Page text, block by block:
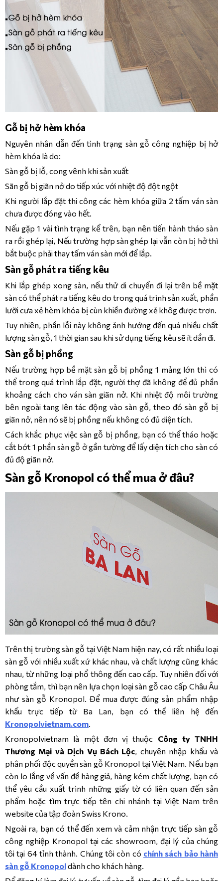
Gỗ bị hở hèm khóa
Nguyên nhân dẫn đến tình trạng sàn gỗ công nghiệp bị hở
hèm khóa là do:
Sàn gỗ bị lỗ, cong vênh khi sản xuất
Sãn gỗ bị giãn nở do tiếp xúc với nhiệt độ đột ngột
Khi người lắp đặt thi công các hèm khóa giữa 2 tấm ván sàn
chưa được đóng vào hết.
Nếu gặp 1 vài tình trạng kể trên, bạn nên tiến hành tháo sàn
ra rồi ghép lại, Nếu trường hợp sàn ghép lại vẫn còn bị hở thì
bắt buộc phải thay tấm ván sàn mới để lắp.
Sàn gỗ phát ra tiếng kêu
Khi lắp ghép xong sàn, nếu thử di chuyển đi lại trên bề mặt
sàn có thể phát ra tiếng kêu do trong quá trình sản xuất, phần
lưỡi cưa xẻ hèm khóa bị cùn khiền đường xẻ khôg được trơn.
Tuy nhiên, phần lỗi này không ảnh hướng đến quá nhiều chất
lượng sàn gỗ, 1 thời gian sau khi sử dụng tiếng kêu sẽ ít dần đi.
Sàn gỗ bị phồng
Nếu trường hợp bề mặt sàn gỗ bị phồng 1 mảng lớn thì có
thể trong quá trình lắp đặt, người thợ đã không để đủ phần
khoảng cách cho ván sàn giãn nở. Khi nhiệt độ môi trường
bên ngoài tang lên tác động vào sàn gỗ, theo đó sàn gỗ bị
giãn nở, nên nó sẽ bị phồng nếu không có đủ diện tích.
Cách khắc phục việc sàn gỗ bị phồng, bạn có thể tháo hoặc
cắt bớt 1 phần sàn gỗ ở gần tường để lấy diện tích cho sàn có
đủ độ giãn nở.
Sàn gỗ Kronopol có thể mua ở đâu?
Trên thị trường sàn gỗ tại Việt Nam hiện nay, có rất nhiều loại
sàn gỗ với nhiều xuất xứ khác nhau, và chất lượng cũng khác
nhau, từ những loại phổ thông đến cao cấp. Tuy nhiên đối với
phòng tắm, thì bạn nên lựa chọn loại sàn gỗ cao cấp Châu Âu
như sàn gỗ Kronopol. Để mua được đúng sản phẩm nhập
khẩu trực tiếp từ Ba Lan, bạn có thể liên hệ đến
Kronopolvietnam.com
Kronopolvietnam là một đơn vị thuộc Công ty TNHH
Thương Mại và Dịch Vụ Bách Lộc, chuyên nhập khẩu và
phân phối độc quyền sàn gỗ Kronopol tại Việt Nam. Nếu bạn
còn lo lắng về vấn đề hàng giả, hàng kém chất lượng, bạn có
thể yêu cầu xuất trình những giấy tờ có liên quan đến sản
phẩm hoặc tìm trực tiếp tên chi nhánh tại Việt Nam trên
website của tập đoàn Swiss Krono.
Ngoài ra, bạn có thể đến xem và cảm nhận trực tiếp sàn gỗ
công nghiệp Kronopol tại các showroom, đại lý của chúng
tôi tại 64 tỉnh thành. Chúng tôi còn có chính sách bảo hành
sàn gỗ Kronopoldành cho khách hàng.